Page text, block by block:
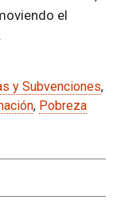
el
y Subvenciones,
, Pobreza